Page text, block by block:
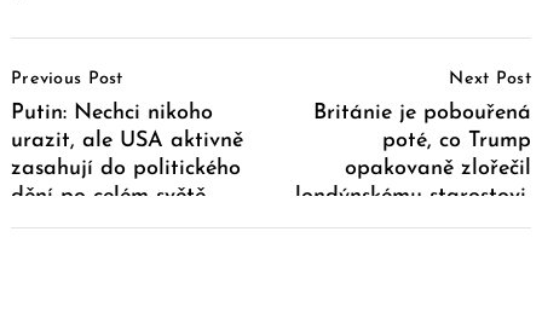
Navigation
Previous Post
Putin: Nechci nikoho
urazit, ale USA aktivně
zasahují do politického
dění po celém světě
Next Post
Británie je pobouřená
poté, co Trump
opakovaně zlořečil
londýnskému starostovi,
tím riskuje diplomatický